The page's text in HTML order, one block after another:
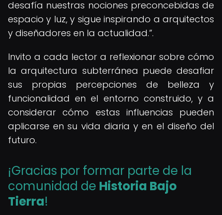
desafía nuestras nociones preconcebidas de
espacio y luz, y sigue inspirando a arquitectos
y diseñadores en la actualidad. .
Invito a cada lector a reflexionar sobre cómo
la arquitectura subterránea puede desafiar
sus propias percepciones de belleza y
funcionalidad en el entorno construido, y a
considerar cómo estas influencias pueden
aplicarse en su vida diaria y en el diseño del
futuro.
¡Gracias por formar parte de la
comunidad de Historia Bajo
Tierra!